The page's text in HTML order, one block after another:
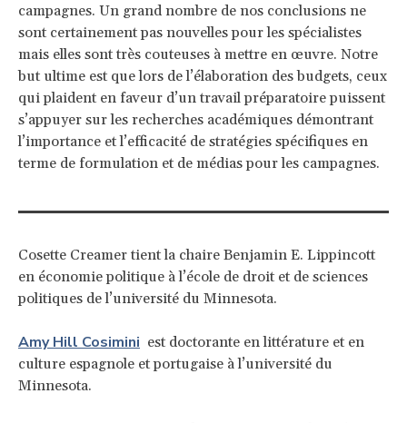
campagnes. Un grand nombre de nos conclusions ne
sont certainement pas nouvelles pour les spécialistes
mais elles sont très couteuses à mettre en œuvre. Notre
but ultime est que lors de l’élaboration des budgets, ceux
qui plaident en faveur d’un travail préparatoire puissent
s’appuyer sur les recherches académiques démontrant
l’importance et l’efficacité de stratégies spécifiques en
terme de formulation et de médias pour les campagnes.
Cosette Creamer tient la chaire Benjamin E. Lippincott
en économie politique à l’école de droit et de sciences
politiques de l’université du Minnesota.
Amy Hill Cosimini est doctorante en littérature et en
culture espagnole et portugaise à l’université du
Minnesota.